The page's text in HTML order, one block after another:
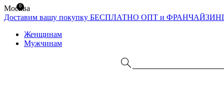
Москва
Доставим вашу покупку БЕСПЛАТНО ОПТ и
Женщинам
Мужчинам
0